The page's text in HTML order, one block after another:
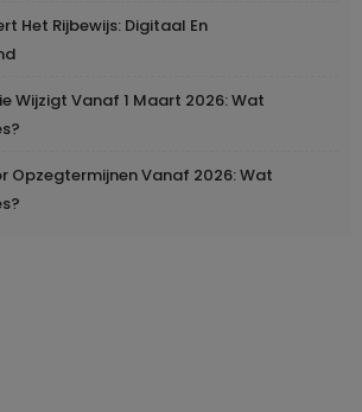
Het Rijbewijs: Digitaal En
Wijzigt Vanaf 1 Maart 2026: Wat
Opzegtermijnen Vanaf 2026: Wat